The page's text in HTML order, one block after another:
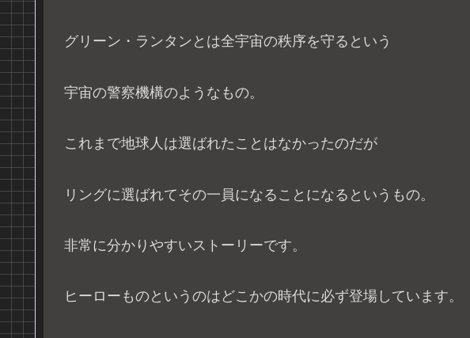
グリーン・ランタンとは全宇宙の秩序を守るという
宇宙の警察機構のようなもの。
これまで地球人は選ばれたことはなかったのだが
リングに選ばれてその一員になることになるというもの。
非常に分かりやすいストーリーです。
ヒーローものというのはどこかの時代に必ず登場しています。